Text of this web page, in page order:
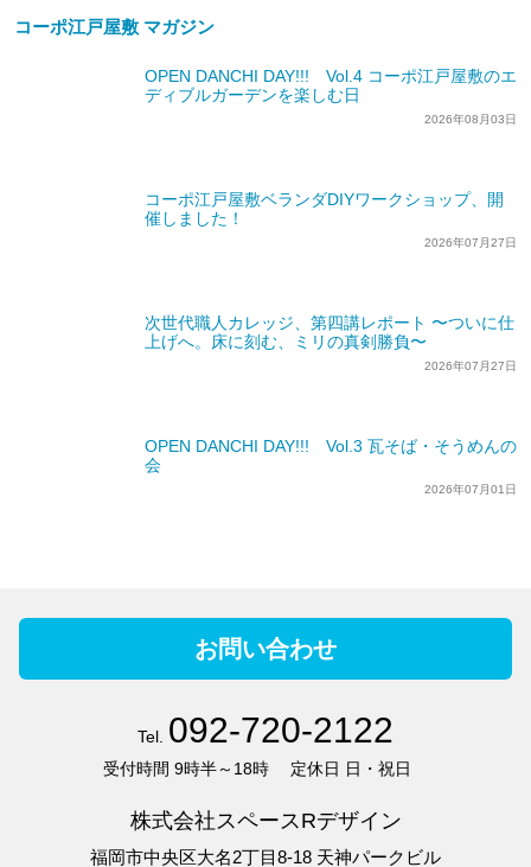
コーポ江戸屋敷 マガジン
OPEN DANCHI DAY!!! Vol.4 コーポ江戸屋敷のエ
ディブルガーデンを楽しむ日
2026年08月03日
コーポ江戸屋敷ベランダDIYワークショップ、開
催しました！
2026年07月27日
次世代職人カレッジ、第四講レポート 〜ついに仕
上げへ。床に刻む、ミリの真剣勝負〜
2026年07月27日
OPEN DANCHI DAY!!! Vol.3 瓦そば・そうめんの
会
2026年07月01日
お問い合わせ
Tel. 092-720-2122
受付時間 9時半～18時 定休日 日・祝日
株式会社スペースRデザイン
福岡市中央区大名2丁目8-18 天神パークビル